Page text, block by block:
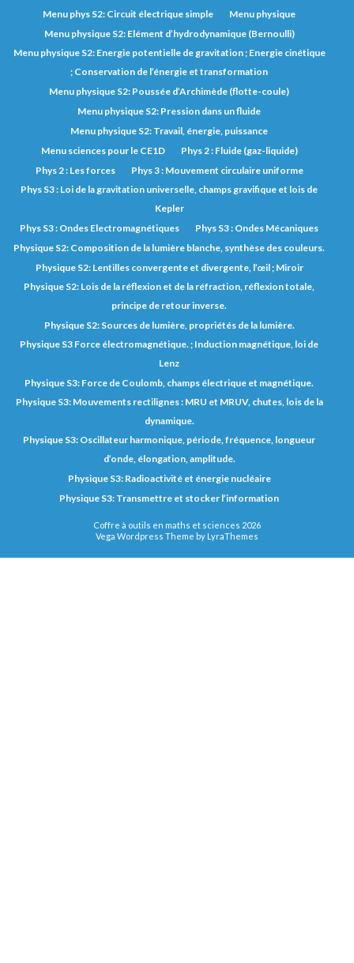
Menu phys S2: Circuit électrique simple
Menu physique
Menu physique S2: Elément d’hydrodynamique (Bernoulli)
Menu physique S2: Energie potentielle de gravitation ; Energie cinétique
; Conservation de l’énergie et transformation
Menu physique S2: Poussée d’Archimède (flotte-coule)
Menu physique S2: Pression dans un fluide
Menu physique S2: Travail, énergie, puissance
Menu sciences pour le CE1D
Phys 2 : Fluide (gaz-liquide)
Phys 2 : Les forces
Phys 3 : Mouvement circulaire uniforme
Phys S3 : Loi de la gravitation universelle, champs gravifique et lois de
Kepler
Phys S3 : Ondes Electromagnétiques
Phys S3 : Ondes Mécaniques
Physique S2: Composition de la lumière blanche, synthèse des couleurs.
Physique S2: Lentilles convergente et divergente, l’œil ; Miroir
Physique S2: Lois de la réflexion et de la réfraction, réflexion totale,
principe de retour inverse.
Physique S2: Sources de lumière, propriétés de la lumière.
Physique S3 Force électromagnétique. ; Induction magnétique, loi de
Lenz
Physique S3: Force de Coulomb, champs électrique et magnétique.
Physique S3: Mouvements rectilignes : MRU et MRUV, chutes, lois de la
dynamique.
Physique S3: Oscillateur harmonique, période, fréquence, longueur
d’onde, élongation, amplitude.
Physique S3: Radioactivité et énergie nucléaire
Physique S3: Transmettre et stocker l’information
Coffre à outils en maths et sciences 2026
Vega Wordpress Theme by LyraThemes